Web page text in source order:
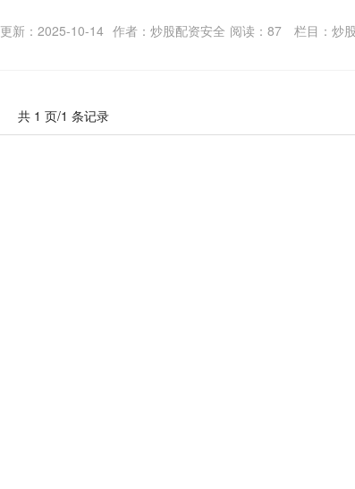
更新：2025-10-14 作者：炒股配资安全 阅读： 87 栏目： 炒
共 1 页/1 条记录